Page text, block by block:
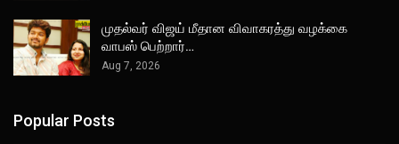
முதல்வர் விஜய் மீதான விவாகரத்து வழக்கை
வாபஸ் பெற்றார்…
Aug 7, 2026
Popular Posts